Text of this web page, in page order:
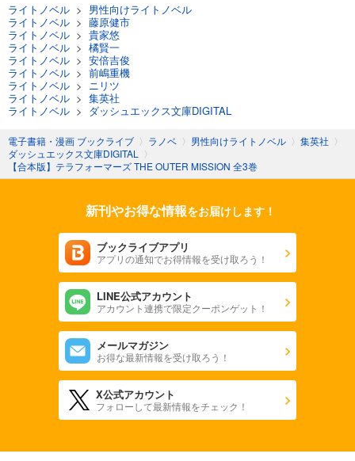
ライトノベル > 男性向けライトノベル
ライトノベル > 藤原健市
ライトノベル > 貴家悠
ライトノベル > 橘賢一
ライトノベル > 安倍吉俊
ライトノベル > 前嶋重機
ライトノベル > ニリツ
ライトノベル > 集英社
ライトノベル > ダッシュエックス文庫DIGITAL
電子書籍・漫画 ブックライブ 〉 ラノベ 〉 男性向けライトノベル 〉 集英社 〉
ダッシュエックス文庫DIGITAL
〉
【合本版】テラフォーマーズ THE OUTER MISSION 全3巻
新刊やお得な情報をお届けします！
ブックライブアプリ
アプリの通知でお得情報を受け取ろう！
LINE公式アカウント
アカウント連携で限定クーポンゲット！
メールマガジン
お得な最新情報を受け取ろう！
X公式アカウント
フォローして最新情報をチェック！